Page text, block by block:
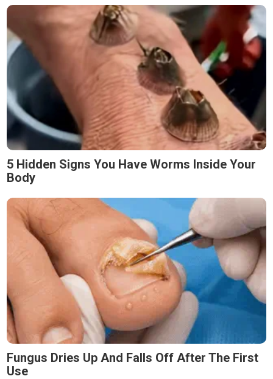
5 Hidden Signs You Have Worms Inside Your
Body
Fungus Dries Up And Falls Off After The First
Use